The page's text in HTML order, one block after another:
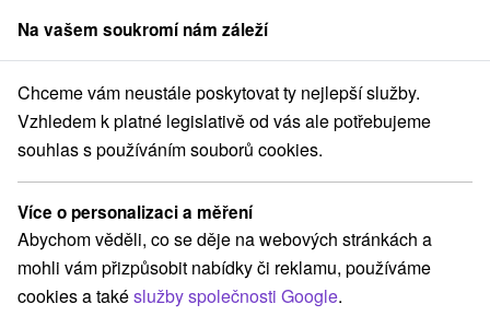
člen skupinySorger
pobyty Stredné Slovensko Banskobystrický kraj Sklené Teplice
Wellness pobyty Sklené Teplice
Kategorie
Všechny kategorie
Pobyty v akci(3)
Wellness pobyty(2) Víkendové pobyty(7)
Na vašem soukromí nám záleží
Chceme vám neustále poskytovat ty nejlepší služby.
Vzhledem k platné legislativě od vás ale potřebujeme
souhlas s používáním souborů cookies.
Více o personalizaci a měření
Abychom věděli, co se děje na webových stránkách a
mohli vám přizpůsobit nabídky či reklamu, používáme
cookies a takéslužby společnosti Google.